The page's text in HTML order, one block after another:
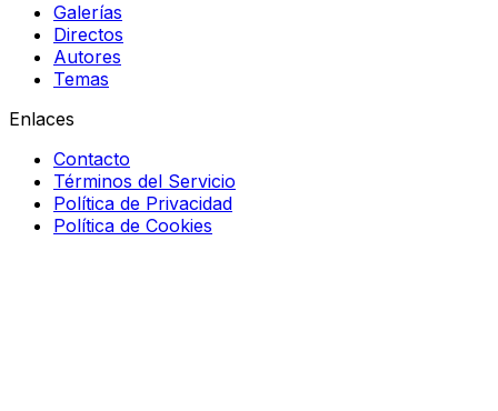
Galerías
Directos
Autores
Temas
Enlaces
Contacto
Términos del Servicio
Política de Privacidad
Política de Cookies